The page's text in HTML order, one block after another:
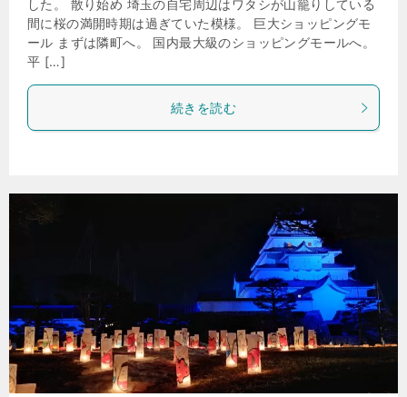
した。 散り始め 埼玉の自宅周辺はワタシが山籠りしている
間に桜の満開時期は過ぎていた模様。 巨大ショッピングモ
ール まずは隣町へ。 国内最大級のショッピングモールへ。
平 […]
続きを読む